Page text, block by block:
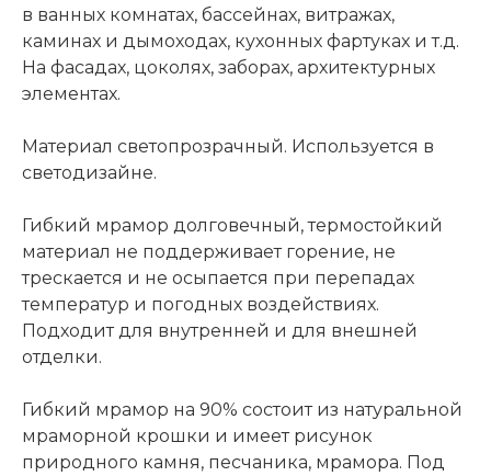
в ванных комнатах, бассейнах, витражах,
каминах и дымоходах, кухонных фартуках и т.д.
На фасадах, цоколях, заборах, архитектурных
элементах.
Материал светопрозрачный. Используется в
светодизайне.
Гибкий мрамор долговечный, термостойкий
материал не поддерживает горение, не
трескается и не осыпается при перепадах
температур и погодных воздействиях.
Подходит для внутренней и для внешней
отделки.
Гибкий мрамор на 90% состоит из натуральной
мраморной крошки и имеет рисунок
природного камня, песчаника, мрамора. Под